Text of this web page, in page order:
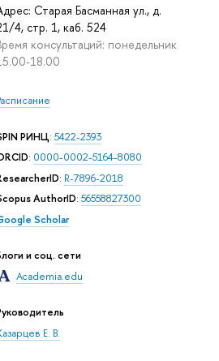
Старая Басманная ул., д.
4, стр. 1, каб. 524
консультаций: понедельник
18.00
РИНЦ: 5422-2393
: 0000-0002-5164-8080
: R-7896-2018
AuthorID: 56558827300
Scholar
и соц. сети
Academia.edu
Е. В.